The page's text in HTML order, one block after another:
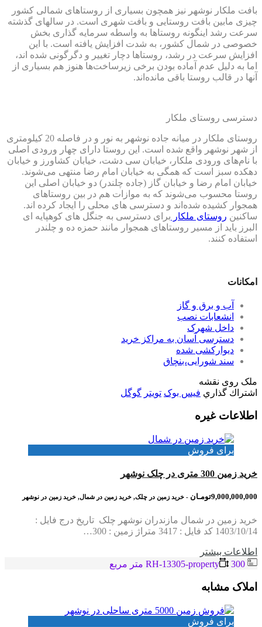
بافت ملکار نوشهر نیز همچون بسیاری از روستاهای شمالی کشور
چیزی مابین بافت روستایی و بافت شهری است. در سالهای گذشته
سرعت رشد اینگونه روستاها به واسطه سرمایه گذاری بخش
خصوصی در شمال کشور، به شدت افزایش یافته است. با این
افزایش سرعت در رشد، روستاها دچار تغییر و دگرگونی شده اند،
اما به دلیل عدم آماده بودن برخی زیرساخت‌ها هنوز هم بسیاری از
آنها در قالب روستا باقی مانده‌اند.
دسترسی روستای ملکار
روستای ملکار در میانه جاده نوشهر به نور و در فاصله 20 کیلومتری
از شهر نوشهر واقع شده است. این روستا دارای چهار ورودی اصلی
با نام‌های ورودی ملکار، خیابان سی دشت، خیابان کشاورز و خیابان
دهکده سبز است که همگی به خیابان امام رضا منتهی می‌شوند.
خیابان امام رضا و خیابان گاز (جاده چلندر) دو خیابان اصلی این
روستا محسوب می‌شوند که به موازات هم در بین روستاهای
همجوار کشیده شده‌اند و دسترسی های محلی را ایجاد کرده اند.
ساکنین روستای ملکار برای دسترسی به جنگل های کوهپایه ای
البرز باید از مسیر روستاهای همجوار مانند حمزه ده و چلندر
استفاده کنند.
امکانات
آب و برق و گاز
انشعابات نصب
داخل شهرک
دسترسی آسان به مراکز خرید
دیوارکشی شده
سند شورایی،بنچاق
ملک روی نقشه
اشتراك گذاري فیس بوک تويتر گوگل
اطلاعات غیره
برای فروش
خرید زمین 300 متری در چلک نوشهر
9,000,000,000تومـان - خرید زمین در چلک, خرید زمین در شمال, خرید زمین در نوشهر
خرید زمین در شمال مازندران نوشهر چلک تاریخ درج فایل :
1403/10/14 کد فایل : 3417 متراژ زمین : 300…
اطلاعات بيشتر
300 متر مربع
املاک مشابه
برای فروش